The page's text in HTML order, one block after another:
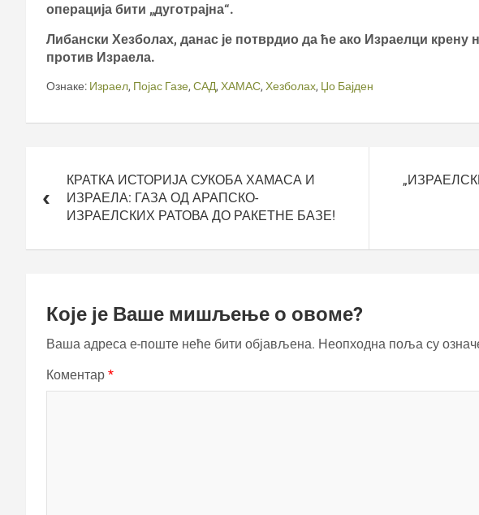
операција бити „дуготрајна“.
Либански Хезболах, данас је потврдио да ће ако Израелци крену
против Израела.
Ознаке: Израел, Појас Газе, САД, ХАМАС, Хезболах, Џо Бајден
чланкаКРАТКА ИСТОРИЈА СУКОБА ХАМАСА И
ИЗРАЕЛА: ГАЗА ОД АРАПСКО-
ИЗРАЕЛСКИХ РАТОВА ДО РАКЕТНЕ БАЗЕ!
Које је Ваше мишљење о овоме?
Ваша адреса е-поште неће бити објављена. Неопходна поља су
Коментар *